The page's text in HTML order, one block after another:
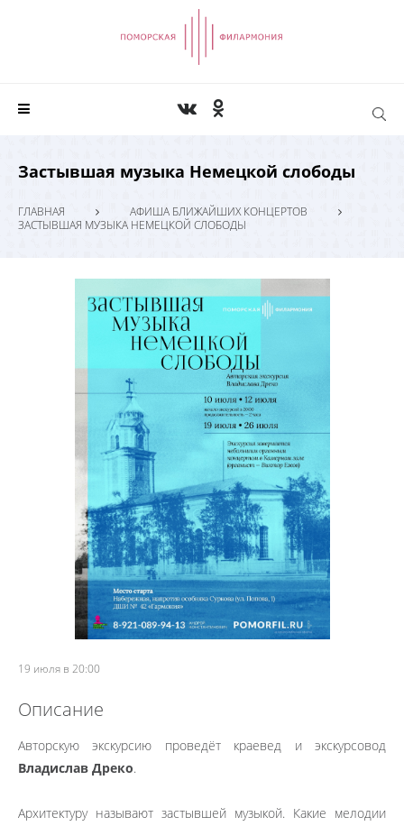
Застывшая музыка Немецкой слободы
ГЛАВНАЯ
АФИША БЛИЖАЙШИХ КОНЦЕРТОВ
ЗАСТЫВШАЯ МУЗЫКА НЕМЕЦКОЙ СЛОБОДЫ
19 июля в 20:00
Описание
Авторскую экскурсию проведёт краевед и экскурсовод
Владислав Дреко.
Архитектуру называют застывшей музыкой. Какие мелодии